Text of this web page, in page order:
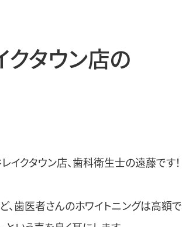
クタウン店の
クタウン店、歯科衛生士の遠藤です！
歯医者さんのホワイトニングは高額で